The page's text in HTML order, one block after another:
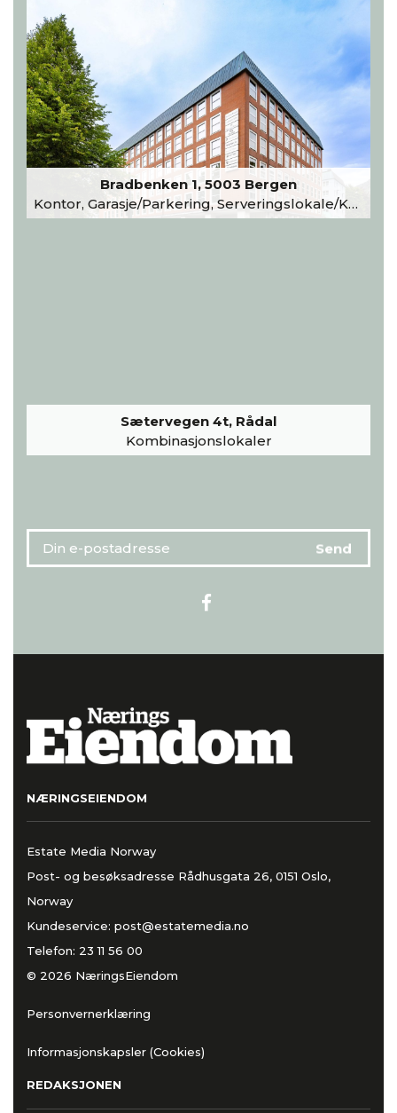
Bradbenken 1, 5003 Bergen
Kontor, Garasje/Parkering, Serveringslokale/Kantine, Undervisning/Arrangement
Sætervegen 4t, Rådal
Kombinasjonslokaler
NÆRINGSEIENDOM
Estate Media Norway
Post- og besøksadresse Rådhusgata 26, 0151 Oslo,
Norway
Kundeservice: post@estatemedia.no
Telefon: 23 11 56 00
© 2026 NæringsEiendom
Personvernerklæring
Informasjonskapsler (Cookies)
REDAKSJONEN